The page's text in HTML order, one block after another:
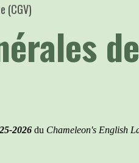
(CGV)
de
2026 du Chameleon's English